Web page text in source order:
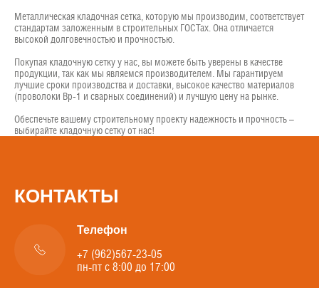
Металлическая кладочная сетка, которую мы производим, соответствует
стандартам заложенным в строительных ГОСТах. Она отличается
высокой долговечностью и прочностью.
Покупая кладочную сетку у нас, вы можете быть уверены в качестве
продукции, так как мы являемся производителем. Мы гарантируем
лучшие сроки производства и доставки, высокое качество материалов
(проволоки Вр-1 и сварных соединений) и лучшую цену на рынке.
Обеспечьте вашему строительному проекту надежность и прочность –
выбирайте кладочную сетку от нас!
КОНТАКТЫ
Телефон
+7 (962)567-23-05
пн-пт с 8:00 до 17:00